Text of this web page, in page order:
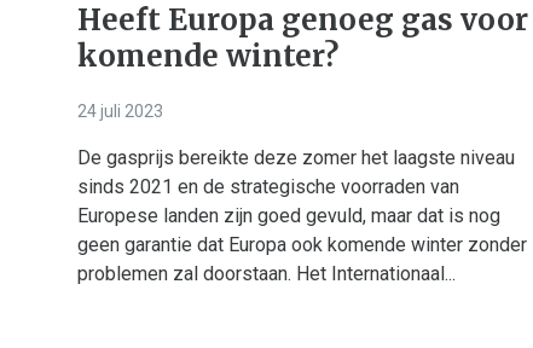
Heeft Europa genoeg gas voor
komende winter?
24 juli 2023
De gasprijs bereikte deze zomer het laagste niveau
sinds 2021 en de strategische voorraden van
Europese landen zijn goed gevuld, maar dat is nog
geen garantie dat Europa ook komende winter zonder
problemen zal doorstaan. Het Internationaal...